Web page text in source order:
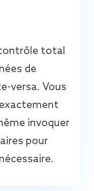
total
de
versa. Vous
invoquer
pour